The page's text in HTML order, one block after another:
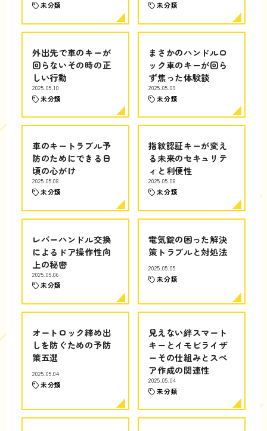
未分類 未分類
外出先で車のキーが
回らないその時の正
しい行動
2025.05.10
未分類
まさかのハンドルロ
ック車のキーが回ら
ず焦った体験談
2025.05.09
未分類
車のキートラブル予
防のためにできる日
頃の心がけ
2025.05.08
未分類
指紋認証キーが変え
る未来のセキュリテ
ィと利便性
2025.05.08
未分類
レバーハンドル交換
によるドア操作性向
上の秘密
2025.05.06
未分類
電気錠の困った解決
策トラブルと対処法
2025.05.05
未分類
オートロック締め出
しを防ぐための予防
策五選
2025.05.04
未分類
見えない絆スマート
キーとイモビライザ
ーその仕組みとスペ
ア作成の関連性
2025.05.04
未分類